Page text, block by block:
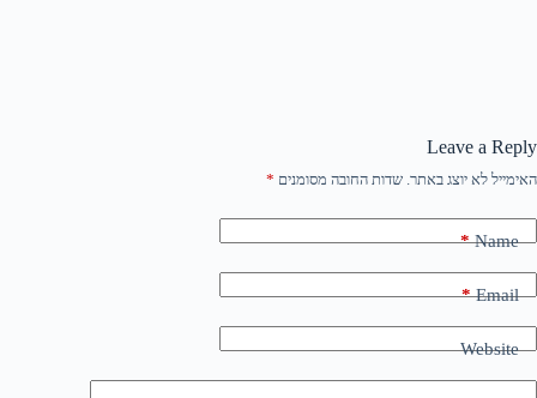
Leave a Reply
האימייל לא יוצג באתר. שדות החובה מסומנים *
Name
*
Email
*
Website